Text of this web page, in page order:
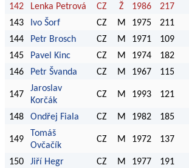
142 Lenka Petrová CZ Ž 1986
217
143
Ivo Šorf CZ M 1975
211
144
Petr Brosch CZ M 1971
109
145
Pavel Kinc CZ M 1974
182
146
Petr Švanda CZ M 1967 115
147
Jaroslav
Korčák
CZ M 1993 121
148 Ondřej Fiala CZ M 1982 185
149
Tomáš
Ovčačík
CZ M 1972 137
150 Jiří Hegr CZ M 1977 191